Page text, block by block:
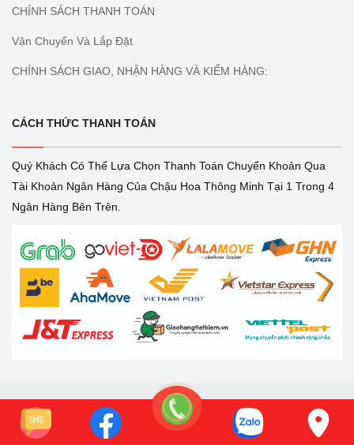
CHÍNH SÁCH THANH TOÁN
Vận Chuyển Và Lắp Đặt
CHÍNH SÁCH GIAO, NHẬN HÀNG VÀ KIỂM HÀNG:
CÁCH THỨC THANH TOÁN
Quý Khách Có Thể Lựa Chọn Thanh Toán Chuyển Khoản Qua
Tài Khoản Ngân Hàng Của Chậu Hoa Thông Minh Tại 1 Trong 4
Ngân Hàng Bên Trên.
Copyright © 2023 Bếp Hoà Phát - Giao Hàng Miễn
Phí & Lắp Đặt Toàn Quốc